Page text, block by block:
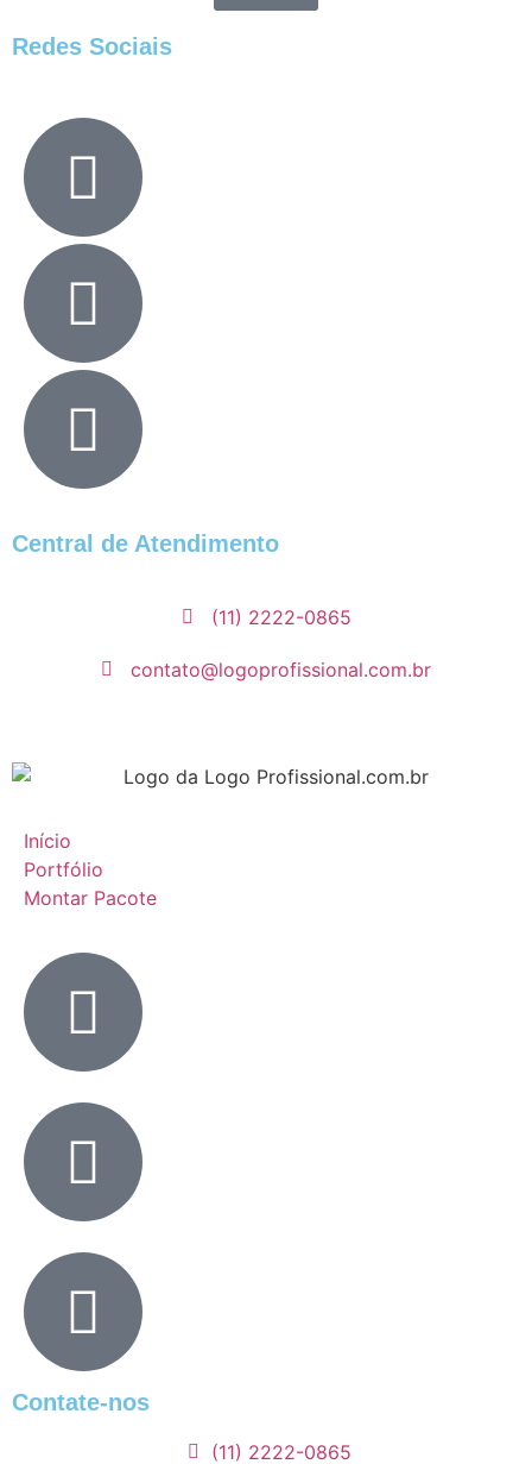
Redes Sociais
Central de Atendimento
(11) 2222-0865
contato@logoprofissional.com.br
Início
Portfólio
Montar Pacote
Contate-nos
(11) 2222-0865